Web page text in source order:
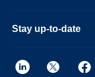
Stay up-to-date